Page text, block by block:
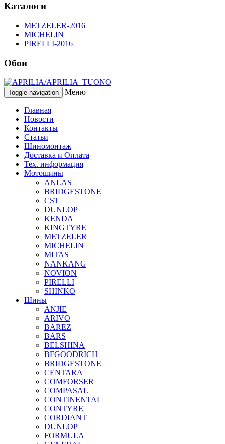
Каталоги
METZELER-2016
MICHELIN
PIRELLI-2016
Обои
Toggle navigation Меню
Главная
Новости
Контакты
Статьи
Шиномонтаж
Доставка и Оплата
Тех. информация
Мотошины
ANLAS
BRIDGESTONE
CST
DUNLOP
KENDA
KINGTYRE
METZELER
MICHELIN
MITAS
NANKANG
NOVION
PIRELLI
SHINKO
Шины
ANJIE
ARIVO
BAREZ
BARS
BELSHINA
BFGOODRICH
BRIDGESTONE
CENTARA
COMFORSER
COMPASAL
CONTINENTAL
CONTYRE
CORDIANT
DUNLOP
FORMULA